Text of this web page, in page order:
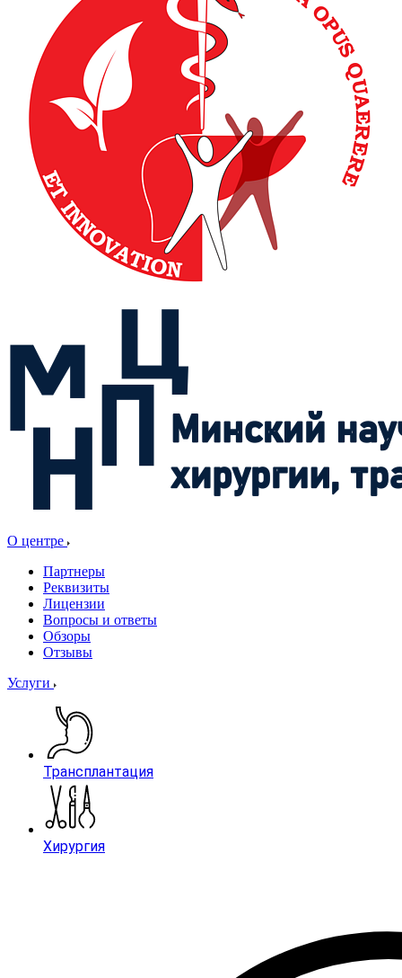
О центре
Партнеры
Реквизиты
Лицензии
Вопросы и ответы
Обзоры
Отзывы
Услуги
Трансплантация
Хирургия